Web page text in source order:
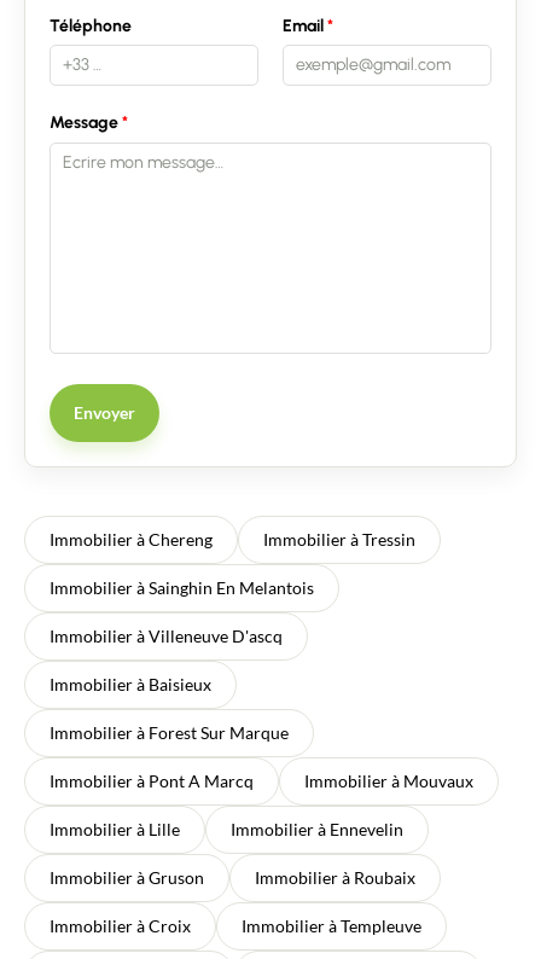
Téléphone Email
Message
Envoyer
Immobilier à Chereng Immobilier à Tressin
Immobilier à Sainghin En Melantois
Immobilier à Villeneuve D'ascq
Immobilier à Baisieux
Immobilier à Forest Sur Marque
Immobilier à Pont A Marcq Immobilier à Mouvaux
Immobilier à Lille Immobilier à Ennevelin
Immobilier à Gruson Immobilier à Roubaix
Immobilier à Croix Immobilier à Templeuve